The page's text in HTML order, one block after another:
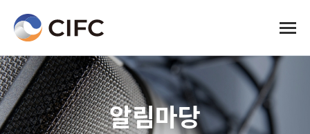
전체메
알림마당